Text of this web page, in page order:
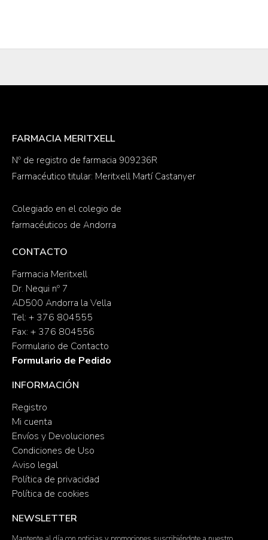
FARMACIA MERITXELL
Nº de registro de farmacia 909236R
Farmacéutico titular: Meritxell Martí Castanyer
Colegiado en el colegio de
farmacéuticos de Andorra
CONTACTO
Farmacia Meritxell
Dr. Nequi nº 7
AD500 Andorra la Vella
Tel: + 376 804555
Fax: + 376 804556
Formulario de Contacto
Formulario de Pedido
INFORMACIÓN
Registro
Mi cuenta
Envíos y Devoluciones
Condiciones de Uso
Aviso legal
Política de privacidad
Política de cookies
NEWSLETTER